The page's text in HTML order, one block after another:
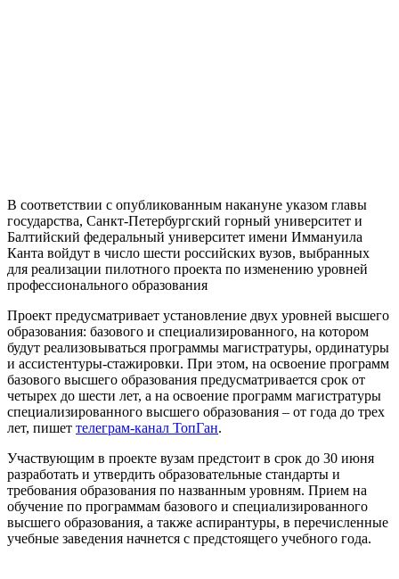
В соответствии с опубликованным накануне указом главы
государства, Санкт-Петербургский горный университет и
Балтийский федеральный университет имени Иммануила
Канта войдут в число шести российских вузов, выбранных
для реализации пилотного проекта по изменению уровней
профессионального образования
Проект предусматривает установление двух уровней высшего
образования: базового и специализированного, на котором
будут реализовываться программы магистратуры, ординатуры
и ассистентуры-стажировки. При этом, на освоение программ
базового высшего образования предусматривается срок от
четырех до шести лет, а на освоение программ магистратуры
специализированного высшего образования – от года до трех
лет, пишет телеграм-канал ТопГан.
Участвующим в проекте вузам предстоит в срок до 30 июня
разработать и утвердить образовательные стандарты и
требования образования по названным уровням. Прием на
обучение по программам базового и специализированного
высшего образования, а также аспирантуры, в перечисленные
учебные заведения начнется с предстоящего учебного года.